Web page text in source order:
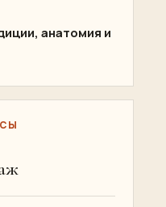
анатомия и